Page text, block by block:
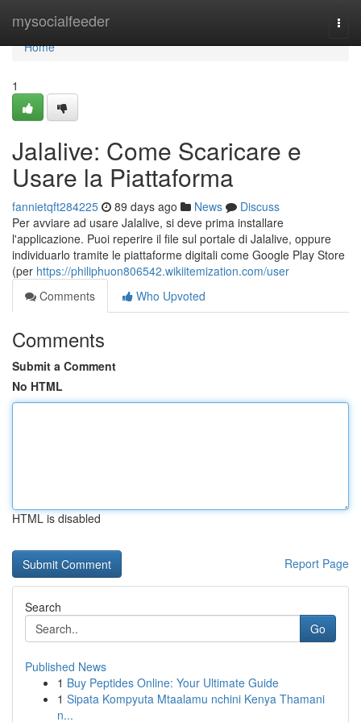
mysocialfeeder
Home
Home
1
Jalalive: Come Scaricare e
Usare la Piattaforma
fannietqft284225 89 days ago News
Discuss
Per avviare ad usare Jalalive, si deve prima installare
l'applicazione. Puoi reperire il file sul portale di Jalalive, oppure
individuarlo tramite le piattaforme digitali come Google Play Store
(per https://philiphuon806542.wikiitemization.com/user
Comments
Who Upvoted
Comments
Submit a Comment
No HTML
HTML is disabled
Report Page
Search
Go
Published News
1 Buy Peptides Online: Your Ultimate Guide
1 Sipata Kompyuta Mtaalamu nchini Kenya Thamani
n...